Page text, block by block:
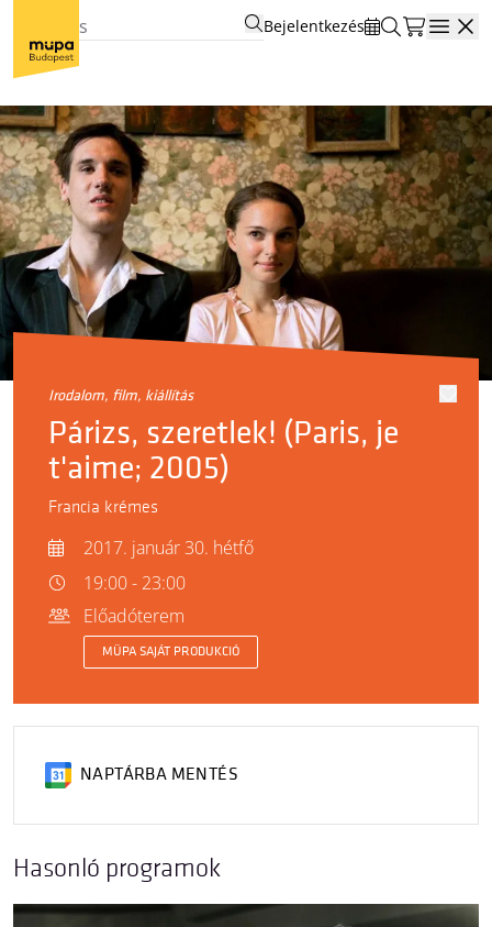
Bejelentkezés
irodalom, film, kiállítás
Párizs, szeretlek! (Paris, je
t'aime; 2005)
Francia krémes
2017. január 30. hétfő
19:00 - 23:00
Előadóterem
MÜPA SAJÁT PRODUKCIÓ
NAPTÁRBA MENTÉS
Hasonló programok